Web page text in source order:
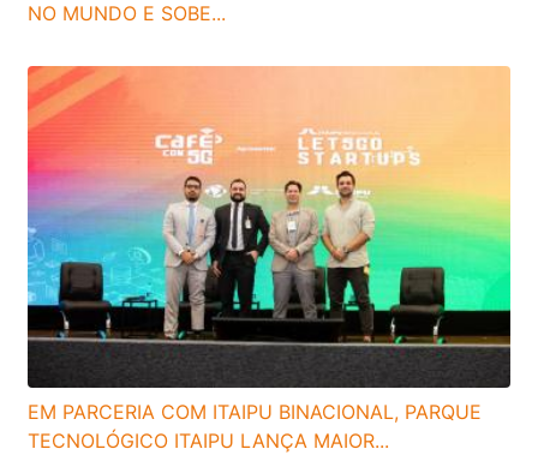
NO MUNDO E SOBE...
EM PARCERIA COM ITAIPU BINACIONAL, PARQUE
TECNOLÓGICO ITAIPU LANÇA MAIOR...